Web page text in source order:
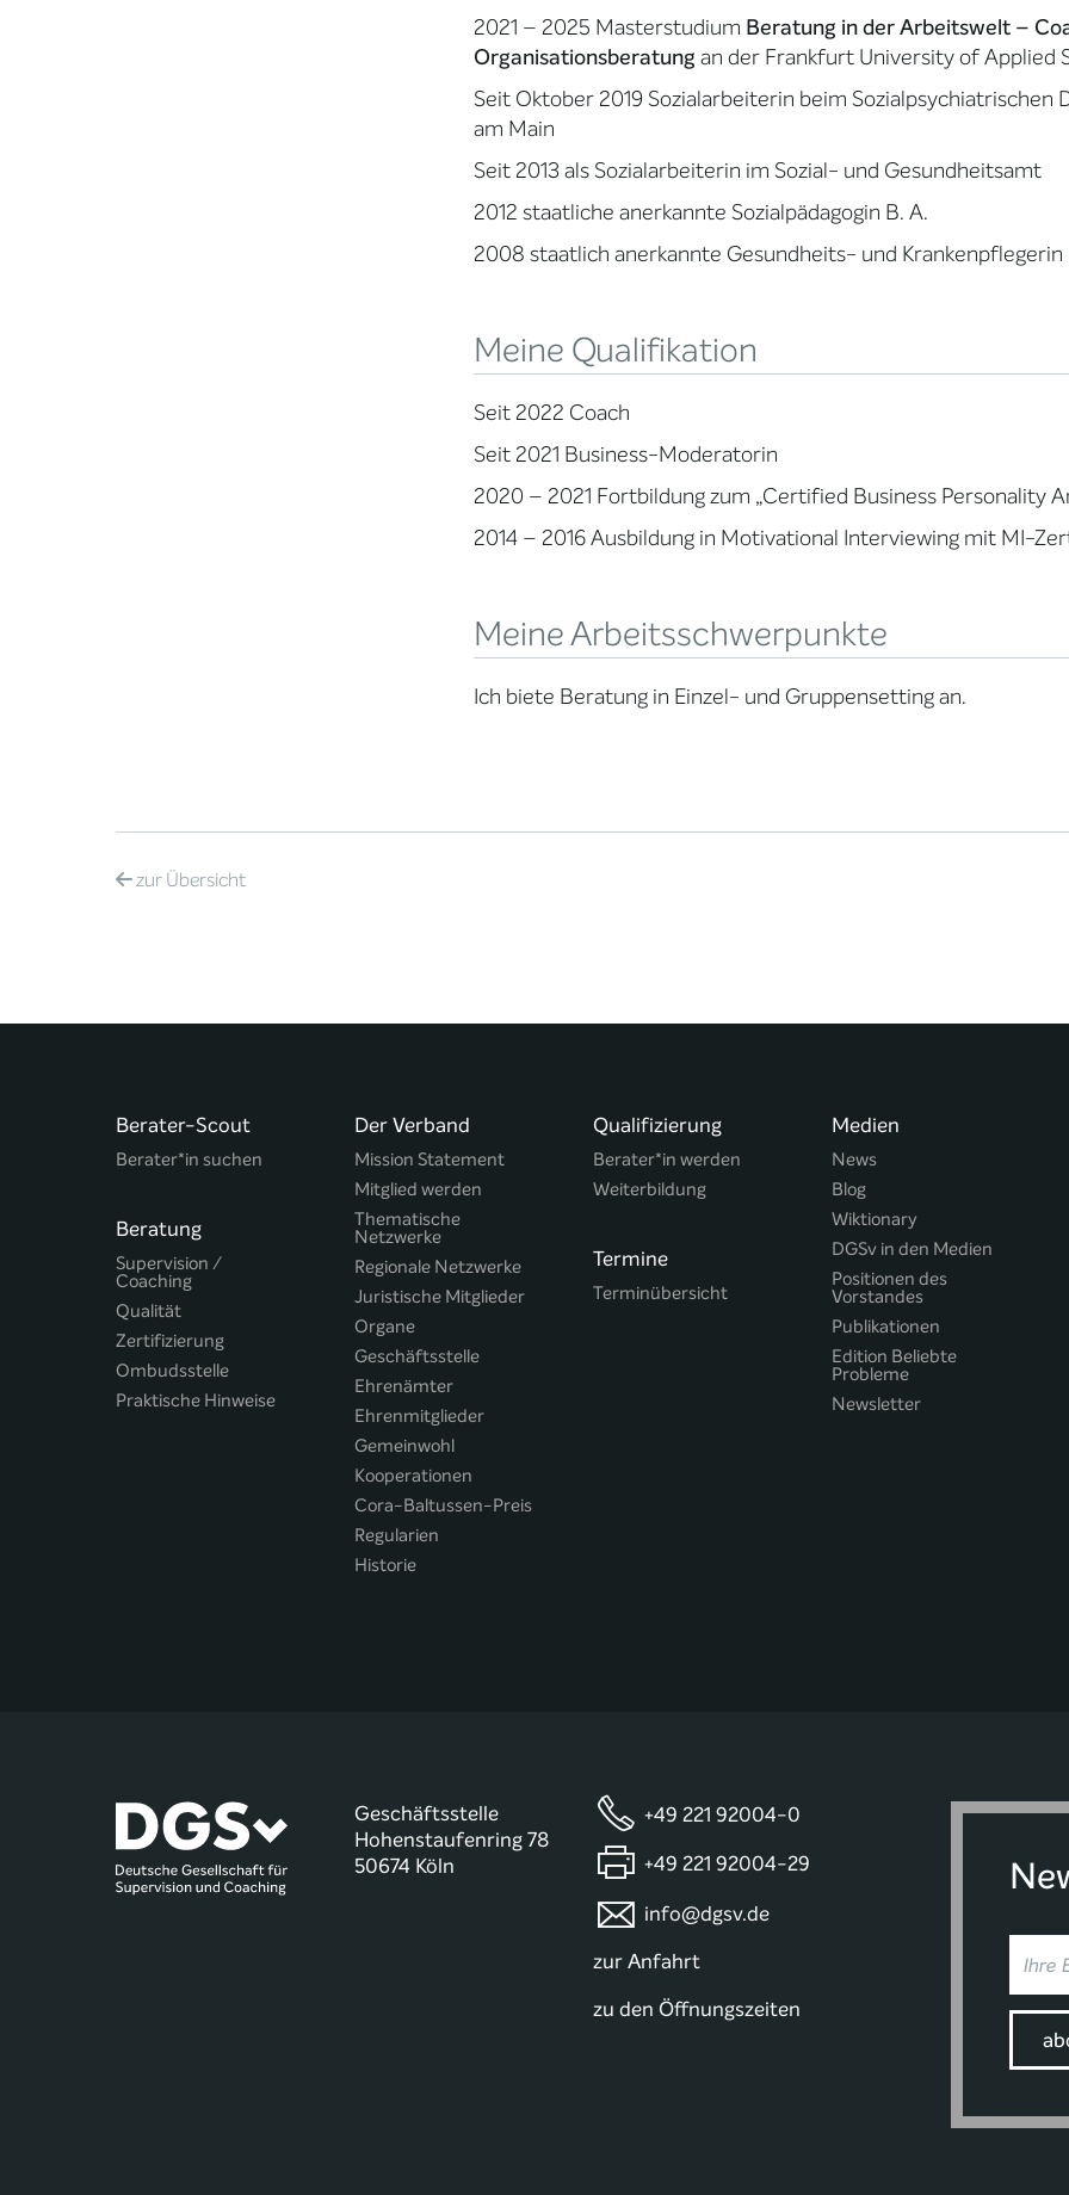
2021 – 2025 Masterstudium Beratung in der Arbeitswelt –
Organisationsberatung an der Frankfurt University of Applied
Seit Oktober 2019 Sozialarbeiterin beim
am Main
Seit 2013 als Sozialarbeiterin im Sozial- und Gesundheitsamt
2012 staatliche anerkannte Sozialpädagogin B. A.
2008 staatlich anerkannte Gesundheits- und Krankenpflegerin
Meine Qualifikation
Seit 2022 Coach
Seit 2021 Business-Moderatorin
2020 – 2021 Fortbildung zum „Certified Business Personality
2014 – 2016 Ausbildung in Motivational Interviewing mit MI-
Meine Arbeitsschwerpunkte
Ich biete Beratung in Einzel- und Gruppensetting an.
zurÜbersicht
Berater-Scout
Berater*in suchen
Beratung
Supervision /
Coaching
Qualität
Zertifizierung
Ombudsstelle
Praktische Hinweise
Der Verband
Mission Statement
Mitglied werden
Thematische
Netzwerke
Regionale Netzwerke
Juristische Mitglieder
Organe
Geschäftsstelle
Ehrenämter
Ehrenmitglieder
Gemeinwohl
Kooperationen
Cora-Baltussen-Preis
Regularien
Historie
Qualifizierung
Berater*in werden
Weiterbildung
Termine
Terminübersicht
Medien
News
Blog
Wiktionary
DGSv in den Medien
Positionen des
Vorstandes
Publikationen
Edition Beliebte
Probleme
Newsletter
Geschäftsstelle
Hohenstaufenring 78
50674 Köln
+49 221 92004-0
+49 221 92004-29
info@dgsv.de
zur Anfahrt
zu den Öffnungszeiten